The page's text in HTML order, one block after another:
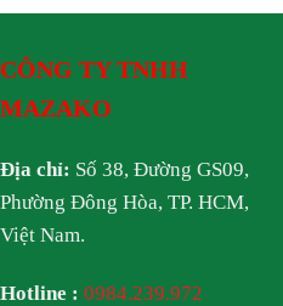
CÔNG TY TNHH
MAZAKO
Địa chỉ: Số 38, Đường GS09,
Phường Đông Hòa, TP. HCM,
Việt Nam.
Hotline : 0984.239.972